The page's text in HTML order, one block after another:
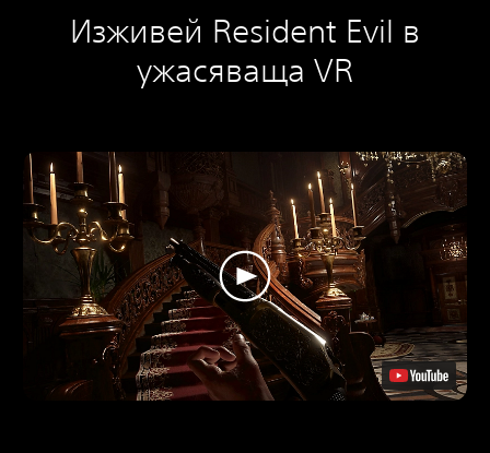
Изживей Resident Evil в
ужасяваща VR